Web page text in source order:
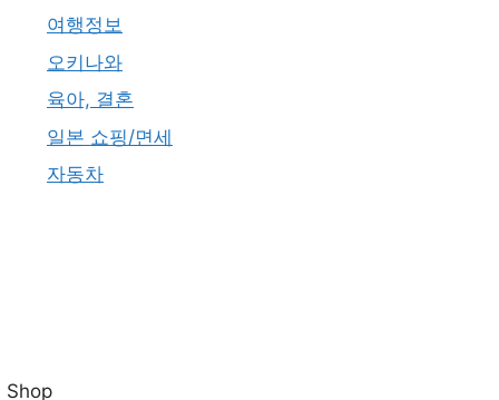
여행정보
오키나와
육아, 결혼
일본 쇼핑/면세
자동차
Shop